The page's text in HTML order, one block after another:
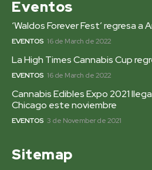
Eventos
‘Waldos Forever Fest’ regresa a
EVENTOS 16 de March de 2022
La High Times Cannabis Cup
EVENTOS 16 de March de 2022
Cannabis Edibles Expo 2021
Chicago este noviembre
EVENTOS 3 de November de 2021
Sitemap